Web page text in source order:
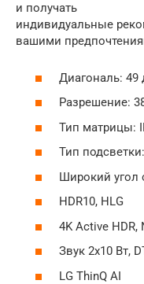
и получать
индивидуальные
вашими
Диагональ:
Разрешение:
Тип матрицы:
Тип
Широкий угол
HDR10, HLG
4K Active HDR,
Звук 2х10 Вт,
LG ThinQ AI